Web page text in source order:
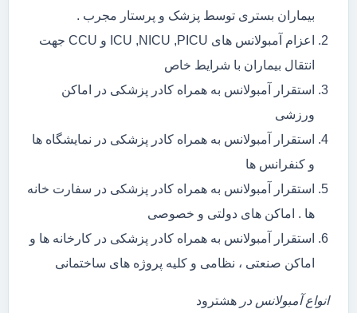
بیماران بستری توسط پزشک و پرستار مجرب .
اعزام آمبولانس های ICU ,NICU ,PICU و CCU جهت
انتقال بیماران با شرایط خاص
استقرار آمبولانس به همراه کادر پزشکی در اماکن
ورزشی
استقرار آمبولانس به همراه کادر پزشکی در نمایشگاه ها
و کنفرانس ها
استقرار آمبولانس به همراه کادر پزشکی در سفارت خانه
ها . اماکن های دولتی و خصوصی
استقرار آمبولانس به همراه کادر پزشکی در کارخانه ها و
اماکن صنعتی ، نظامی و کلیه پروژه های ساختمانی
انواع آمبولانس در هشترود